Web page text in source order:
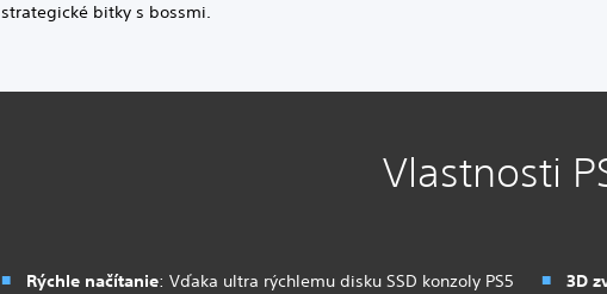
strategické bitky s bossmi.
Vlastnosti
Rýchle načítanie: Vďaka ultra rýchlemu disku SSD konzoly PS5
3D